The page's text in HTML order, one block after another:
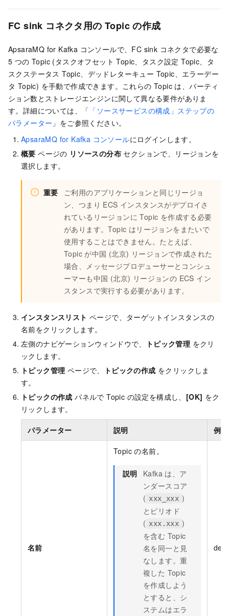
FC sink コネクタ用の Topic の作成
ApsaraMQ for Kafka コンソールで、FC sink コネクタで必要な
5 つの Topic (タスクオフセット Topic、タスク設定 Topic、タ
スクステータス Topic、デッドレターキュー Topic、エラーデー
タ Topic) を手動で作成できます。これらの Topic は、パーティ
ション数とストレージエンジンに関して異なる要件がありま
す。詳細については、「 「ソースサービスの構成」ステップの
パラメーター 」をご参照ください。
ApsaraMQ for Kafka コンソールにログインします。
概要 ページの リソースの分布 セクションで、リージョンを
選択します。
重要
ご利用のアプリケーションと同じリージョ
ン、つまり ECS インスタンスがデプロイさ
れているリージョンに Topic を作成する必要
があります。Topic はリージョンをまたいで
使用することはできません。たとえば、
Topic が中国 (北京) リージョンで作成された
場合、メッセージプロデューサーとコンシュ
ーマーも中国 (北京) リージョンの ECS イン
スタンスで実行する必要があります。
インスタンスリスト ページで、ターゲットインスタンスの
名前をクリックします。
左側のナビゲーションウィンドウで、
トピック管理 をクリ
ックします。
トピック管理 ページで、 トピックの作成 をクリックしま
す。
トピックの作成 パネルで Topic の設定を構成し、 [OK] をク
リックします。
パラメーター 説明 例
名前
Topic の名前。
説明
Kafka は、ア
ンダースコア
( xxx_xxx )
とピリオド
( xxx.xxx )
を含む Topic
名を同一と見
なします。重
複した Topic
を作成しよう
とすると、シ
ステムはエラ